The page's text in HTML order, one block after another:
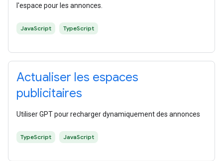
l'espace pour les annonces.
JavaScript TypeScript
Actualiser les espaces
publicitaires
Utiliser GPT pour recharger dynamiquement des annonces
TypeScript JavaScript